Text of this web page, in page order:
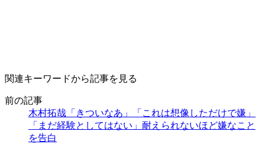
関連キーワードから記事を見る
前の記事
木村拓哉「きついなあ」「これは想像しただけで嫌」
「まだ経験としてはない」耐えられないほど嫌なこと
を告白